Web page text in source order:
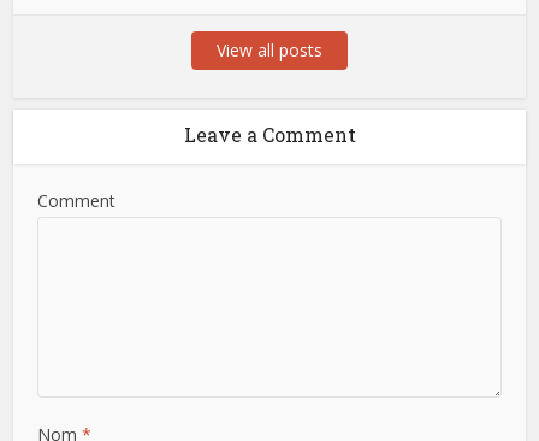
View all posts
Leave a Comment
Comment
Nom*